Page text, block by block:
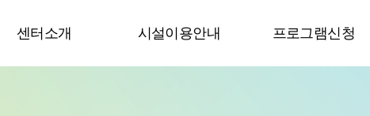
센터소개 시설이용안내 프로그램신청